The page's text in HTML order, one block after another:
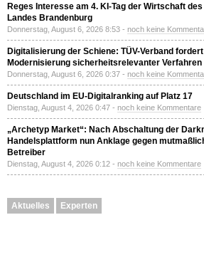
Reges Interesse am 4. KI-Tag der Wirtschaft des
Landes Brandenburg
Donnerstag, August 6, 2026 8:53 - noch keine
Digitalisierung der Schiene: TÜV-Verband fordert
Modernisierung sicherheitsrelevanter Verfahren
Donnerstag, August 6, 2026 0:37 - noch keine
Deutschland im EU-Digitalranking auf Platz 17
Dienstag, August 4, 2026 0:47 - noch keine Kommentare
„Archetyp Market“: Nach Abschaltung der
Handelsplattform nun Anklage gegen
Betreiber
Dienstag, August 4, 2026 0:12 - noch keine Kommentare
Aktuelles Experten